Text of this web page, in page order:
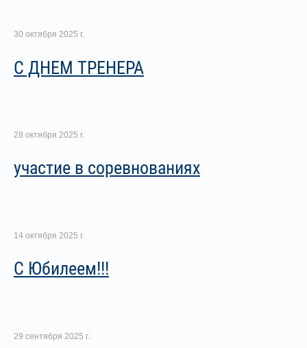
30 октября 2025 г.
С ДНЕМ ТРЕНЕРА
28 октября 2025 г.
участие в соревнованиях
14 октября 2025 г.
С Юбилеем!!!
29 сентября 2025 г.